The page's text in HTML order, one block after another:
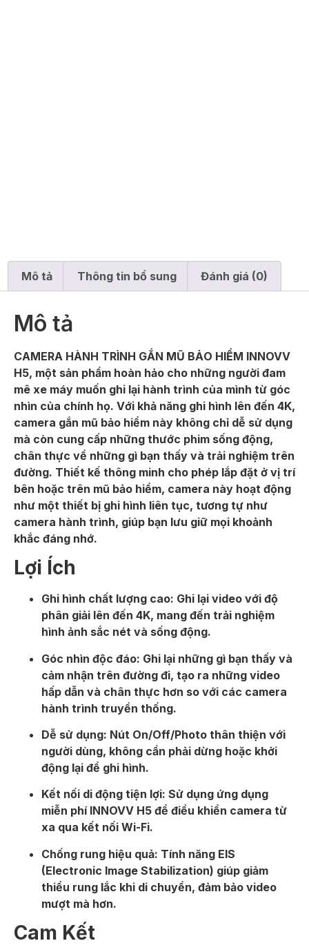
Mô tả Thông tin bổ sung Đánh giá (0)
Mô tả
CAMERA HÀNH TRÌNH GẮN MŨ BẢO HIỂM INNOVV
H5, một sản phẩm hoàn hảo cho những người đam
mê xe máy muốn ghi lại hành trình của mình từ góc
nhìn của chính họ. Với khả năng ghi hình lên đến 4K,
camera gắn mũ bảo hiểm này không chỉ dễ sử dụng
mà còn cung cấp những thước phim sống động,
chân thực về những gì bạn thấy và trải nghiệm trên
đường. Thiết kế thông minh cho phép lắp đặt ở vị trí
bên hoặc trên mũ bảo hiểm, camera này hoạt động
như một thiết bị ghi hình liên tục, tương tự như
camera hành trình, giúp bạn lưu giữ mọi khoảnh
khắc đáng nhớ.
Lợi Ích
Ghi hình chất lượng cao: Ghi lại video với độ
phân giải lên đến 4K, mang đến trải nghiệm
hình ảnh sắc nét và sống động.
Góc nhìn độc đáo: Ghi lại những gì bạn thấy và
cảm nhận trên đường đi, tạo ra những video
hấp dẫn và chân thực hơn so với các camera
hành trình truyền thống.
Dễ sử dụng: Nút On/Off/Photo thân thiện với
người dùng, không cần phải dừng hoặc khởi
động lại để ghi hình.
Kết nối di động tiện lợi: Sử dụng ứng dụng
miễn phí INNOVV H5 để điều khiển camera từ
xa qua kết nối Wi-Fi.
Chống rung hiệu quả: Tính năng EIS
(Electronic Image Stabilization) giúp giảm
thiểu rung lắc khi di chuyển, đảm bảo video
mượt mà hơn.
Cam Kết